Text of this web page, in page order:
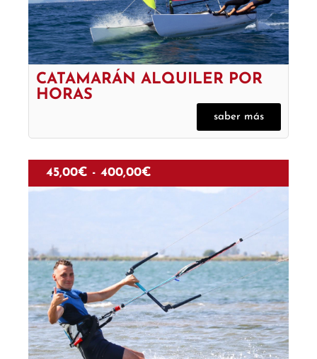
CATAMARÁN ALQUILER POR
HORAS
saber más
45,00€ - 400,00€